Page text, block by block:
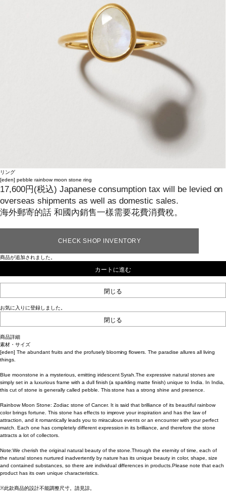
リング
[eden] pebble rainbow moon stone ring
17,600円 (税込) Japanese consumption tax will be levied on
overseas shipments as well as domestic sales.
海外郵寄的話 和國內銷售一樣需要花費消費稅。
CHECK SHOP INVENTORY
商品が追加されました。
カートに進む
閉じる
お気に入りに登録しました。
閉じる
商品詳細
素材・サイズ
[eden] The abundant fruits and the profusely blooming flowers. The paradise allures all living
things.
Blue moonstone in a mysterious, emitting iridescent Syrah.The expressive natural stones are
simply set in a luxurious frame with a dull finish (a sparkling matte finish) unique to India. In India,
this cut of stone is generally called pebble. This stone has a strong shine and presence.
Rainbow Moon Stone: Zodiac stone of Cancer. It is said that brilliance of its beautiful rainbow
color brings fortune. This stone has effects to improve your inspiration and has the law of
attraction, and it romantically leads you to miraculous events or an encounter with your perfect
match. Each one has completely different expression in its brilliance, and therefore the stone
attracts a lot of collectors.
Note:We cherish the original natural beauty of the stone.Through the eternity of time, each of
the natural stones nurtured inadvertently by nature has its unique beauty in color, shape, size
and contained substances, so there are individual differences in products.Please note that each
product has its own unique characteristics.
※此款商品的設計不能調整尺寸。請見諒。